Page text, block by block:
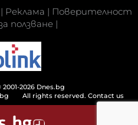
| Реклама | Поверителност
ползване|
2026 Dnes.bg
All rights reserved. Contact us